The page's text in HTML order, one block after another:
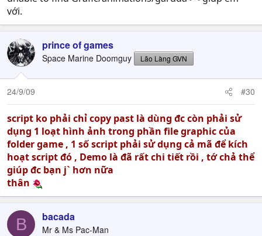
với.
prince of games
Space Marine Doomguy Lão Làng GVN
24/9/09 #30
script ko phải chỉ copy past là dùng đc còn phải sử
dụng 1 loạt hình ảnh trong phần file graphic của
folder game , 1 số script phải sử dụng cả mã để kích
hoạt script đó , Demo là đã rất chi tiết rồi , tớ chả thể
giúp đc bạn j` hơn nữa
thân
B bacada
Mr & Ms Pac-Man